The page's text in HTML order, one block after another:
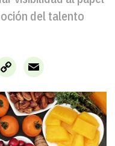
del talento
Copy
Link
Email